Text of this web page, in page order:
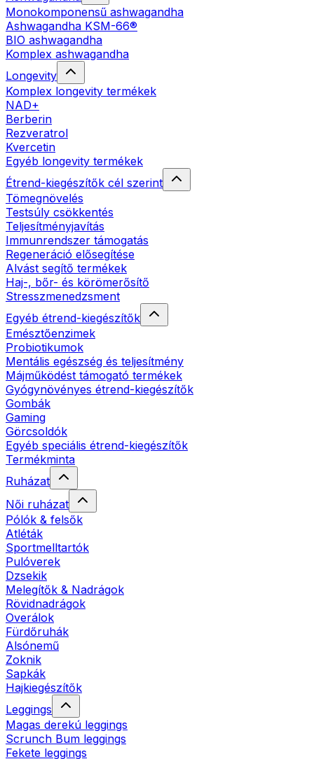
Monokomponensű ashwagandha
Ashwagandha KSM-66®
BIO ashwagandha
Komplex ashwagandha
Longevity
Komplex longevity termékek
NAD+
Berberin
Rezveratrol
Kvercetin
Egyéb longevity termékek
Étrend-kiegészítők cél szerint
Tömegnövelés
Testsúly csökkentés
Teljesítményjavítás
Immunrendszer támogatás
Regeneráció elősegítése
Alvást segítő termékek
Haj-, bőr- és körömerősítő
Stresszmenedzsment
Egyéb étrend-kiegészítők
Emésztőenzimek
Probiotikumok
Mentális egészség és teljesítmény
Májműködést támogató termékek
Gyógynövényes étrend-kiegészítők
Gombák
Gaming
Görcsoldók
Egyéb speciális étrend-kiegészítők
Termékminta
Ruházat
Női ruházat
Pólók & felsők
Atléták
Sportmelltartók
Pulóverek
Dzsekik
Melegítők & Nadrágok
Rövidnadrágok
Overálok
Fürdőruhák
Alsónemű
Zoknik
Sapkák
Hajkiegészítők
Leggings
Magas derekú leggings
Scrunch Bum leggings
Fekete leggings